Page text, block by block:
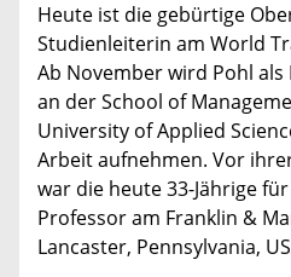
Heute ist die gebürtige
Studienleiterin am World
Ab November wird Pohl
an der School of
University of Applied
Arbeit aufnehmen. Vor
war die heute 33-Jährige
Professor am Franklin &
Lancaster, Pennsylvania,